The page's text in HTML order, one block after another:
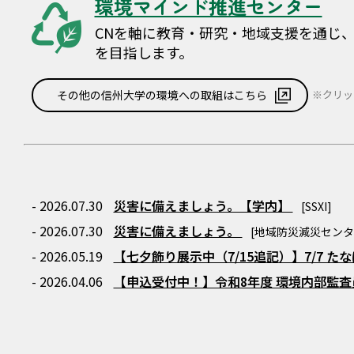
シ
ョ
環境マインド推進センター
CNを軸に教育・研究・地域支援を通じ
を目指します。
その他の信州大学の環境への取組はこちら ※クリッ
- 2026.07.30 災害に備えましょう。【学内】 [SSXI]
- 2026.07.30 災害に備えましょう。 [地域防災減災セン
- 2026.05.19 【七夕飾り展示中（7/15追記）】7/7 た
- 2026.04.06 【申込受付中！】令和8年度 環境内部監